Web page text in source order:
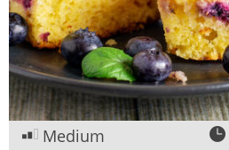
Medium